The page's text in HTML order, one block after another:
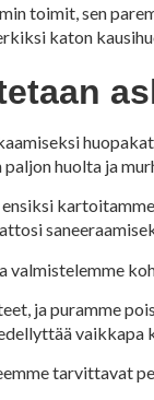
toimit, sen
katon
huolta ja
valmistelemme
ja puramme
vaikkapa
tarvittavat